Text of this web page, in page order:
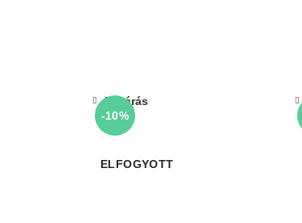
-10%
ELFOGYOTT
Bezárás